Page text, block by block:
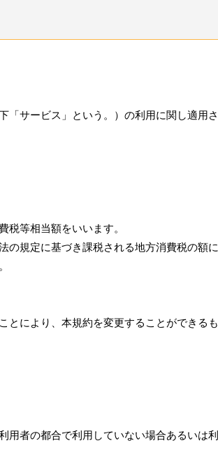
サービス」という。）の利用に関し適用
税等相当額をいいます。
規定に基づき課税される地方消費税の額
により、本規約を変更することができる
者の都合で利用していない場合あるいは